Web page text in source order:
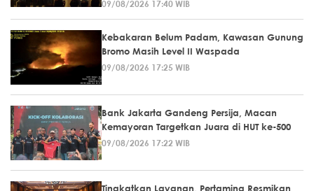
09/08/2026 17:40 WIB
Kebakaran Belum Padam, Kawasan Gunung
Bromo Masih Level II Waspada
09/08/2026 17:25 WIB
Bank Jakarta Gandeng Persija, Macan
Kemayoran Targetkan Juara di HUT ke-500
09/08/2026 17:22 WIB
Tingkatkan Layanan, Pertamina Resmikan